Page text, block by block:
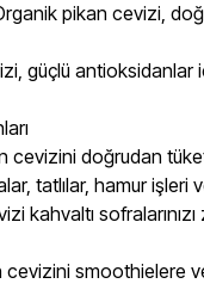
pikan cevizi,
güçlü antioksidanlar
cevizini doğrudan
tatlılar, hamur
kahvaltı
smoothielere